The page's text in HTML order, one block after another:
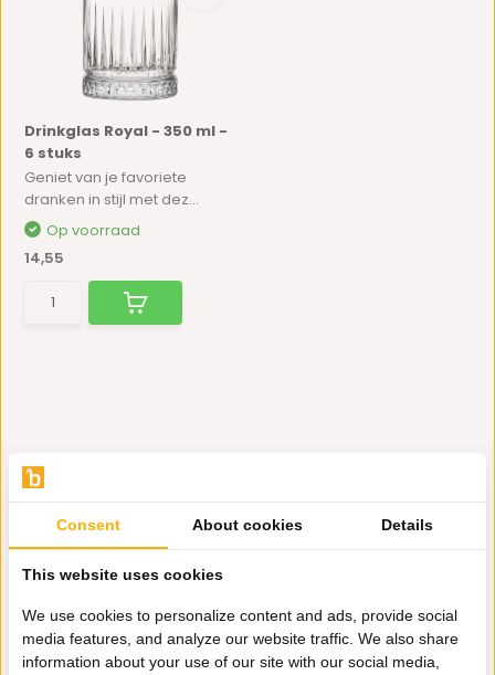
Drinkglas Royal - 350 ml -
6 stuks
Geniet van je favoriete
dranken in stijl met dez...
Op voorraad
14,55
Hulp nodig?
Wij zitten voor je klaar.
Whatsapp ons
Consent About cookies Details
This website uses cookies
We use cookies to personalize content and ads, provide social
media features, and analyze our website traffic. We also share
information about your use of our site with our social media,